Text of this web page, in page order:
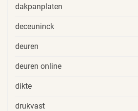
dakpanplaten
deceuninck
deuren
deuren online
dikte
drukvast